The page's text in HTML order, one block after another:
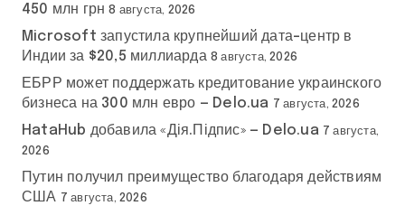
450 млн грн 8 августа, 2026
Microsoft запустила крупнейший дата-центр в
Индии за $20,5 миллиарда 8 августа, 2026
ЕБРР может поддержать кредитование украинского
бизнеса на 300 млн евро — Delo.ua 7 августа, 2026
HataHub добавила «Дія.Підпис» — Delo.ua 7 августа,
2026
Путин получил преимущество благодаря действиям
США 7 августа, 2026